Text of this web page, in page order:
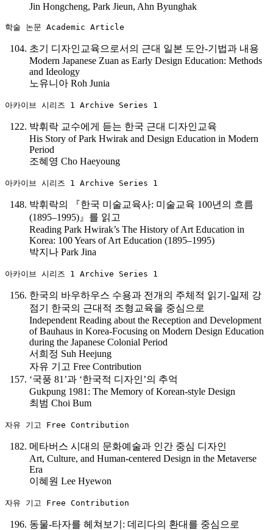
Jin Hongcheng, Park Jieun, Ahn Byunghak
학술 논문 Academic Article
초기 디자인교육으로서의 근대 일본 도안-기법과 내용
Modern Japanese Zuan as Early Design Education: Methods
and Ideology
노유니아 Roh Junia
아카이브 시리즈 1 Archive Series 1
박휘락 교수에게 듣는 한국 근대 디자인교육
His Story of Park Hwirak and Design Education in Modern
Period
조혜영 Cho Haeyoung
아카이브 시리즈 1 Archive Series 1
박휘락의 『한국 미술교육사: 미술교육 100년의 흐름
(1895–1995)』를 읽고
Reading Park Hwirak’s The History of Art Education in
Korea: 100 Years of Art Education (1895–1995)
박지나 Park Jina
아카이브 시리즈 1 Archive Series 1
한국의 바우하우스 수용과 전개의 주체적 읽기-일제 강
점기 한국의 근대적 조형교육을 중심으로
Independent Reading about the Reception and Development
of Bauhaus in Korea-Focusing on Modern Design Education
during the Japanese Colonial Period
서희정 Suh Heejung
자유 기고 Free Contribution
‘국풍 81’과 ‘한국적 디자인’의 추억
Gukpung 1981: The Memory of Korean-style Design
최범 Choi Bum
자유 기고 Free Contribution
메타버스 시대의 문화예술과 인간 중심 디자인
Art, Culture, and Human-centered Design in the Metaverse
Era
이혜원 Lee Hyewon
자유 기고 Free Contribution
동물-타자를 헤쳐보기: 데리다의 환대를 중심으로